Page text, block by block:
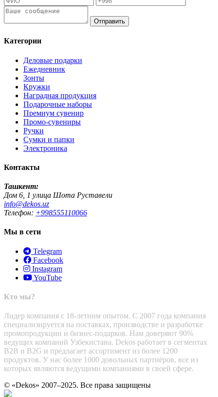
Отправить
Категории
Деловые подарки
Ежедневник
Зонты
Кружки
Наградная продукция
Подарочные наборы
Премиум сувенир
Промо-сувениры
Ручки
Сумки и папки
Электроника
Контакты
Ташкент:
Дом 6, 1 улица Шота Руставели
info@dekos.uz
Телефон: +998555110066
Мы в сети
Telegram
Facebook
Instagram
YouTube
Кто мы?
Лидер компания с 18-летним опытом. С 2007 года компания
специализируется на поставках, производстве и разработке
промопродукции и бизнес-подарков. Нам доверяют 90%
ведущих компаний Узбекистана. Dekos работает в сегментах
B2B и B2G и предлагает ассортимент из более 1200
продуктов. У нас более 1000 довольных партнёров, все из
которых являются ведущими компаниями в своей сфере.
© «Dekos» 2007–2025. Все права защищены